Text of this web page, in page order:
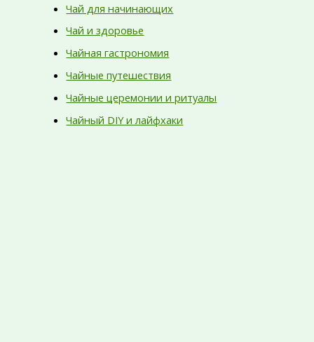
Чай для начинающих
Чай и здоровье
Чайная гастрономия
Чайные путешествия
Чайные церемонии и ритуалы
Чайный DIY и лайфхаки